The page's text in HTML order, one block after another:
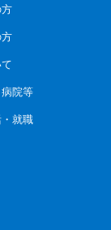
院等
就職